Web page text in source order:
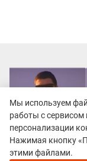
Мы используем
работы с
персонализации
Нажимая кнопку
этими файлами.